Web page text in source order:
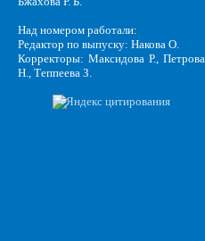
Над номером работали:
Редактор по выпуску: Накова О.
Корректоры: Максидова Р., Петрова
Н., Теппеева З.